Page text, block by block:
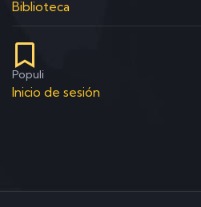
Biblioteca
Populi
Inicio de sesión